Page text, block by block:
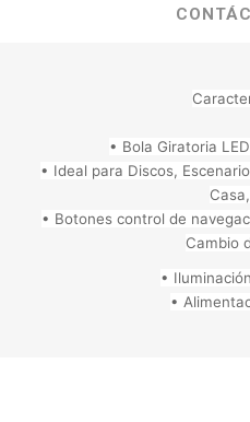
• Bola Giratoria
• Ideal para Discos,
• Botones control de
Cambio
•
•